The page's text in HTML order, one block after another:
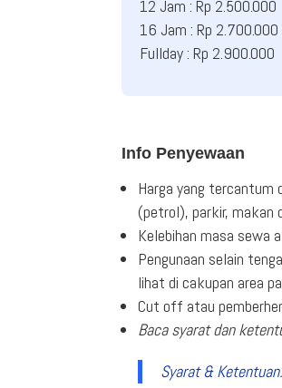
12 Jam : Rp 2.500.000
16 Jam : Rp 2.700.000
Fullday : Rp 2.900.000
Info Penyewaan
Harga yang tercantum
(petrol), parkir, makan
Kelebihan masa sewa
Pengunaan selain
lihat di cakupan area
Cut off atau
Baca syarat dan
Syarat & Ketentuan.